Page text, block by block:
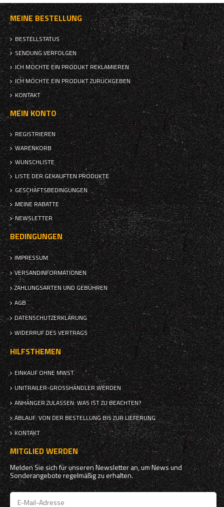
MEINE BESTELLUNG
BESTELLSTATUS
SENDUNG VERFOLGEN
ICH MÖCHTE EIN PRODUKT REKLAMIEREN
ICH MÖCHTE EIN PRODUKT ZURÜCKGEBEN
KONTAKT
MEIN KONTO
REGISTRIEREN
WARENKORB
WUNSCHLISTE
LISTE DER GEKAUFTEN PRODUKTE
GESCHÄFTSBEDINGUNGEN
MEINE RABATTE
NEWSLETTER
BEDINGUNGEN
IMPRESSUM
VERSANDINFORMATIONEN
ZAHLUNGSARTEN UND GEBÜHREN
AGB
DATENSCHUTZERKLÄRUNG
WIDERRUF DES VERTRAGS
HILFSTHEMEN
EINKAUF OHNE MWST.
UNITRAILER-GROSSHÄNDLER WERDEN
ANHÄNGER ZULASSEN: WAS IST ZU BEACHTEN?
ABLAUF: VON DER BESTELLUNG BIS ZUR LIEFERUNG
KONTAKT
MITGLIED WERDEN
Melden Sie sich für unseren Newsletter an, um News und
Sonderangebote regelmäßig zu erhalten.